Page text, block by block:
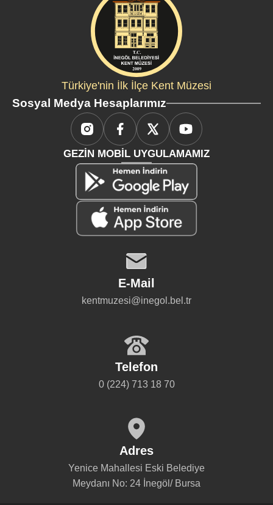
Türkiye'nin İlk İlçe Kent Müzesi
Sosyal Medya Hesaplarımız
GEZİN MOBİL UYGULAMAMIZ
E-Mail
kentmuzesi@inegol.bel.tr
Telefon
0 (224) 713 18 70
Adres
Yenice Mahallesi Eski Belediye
Meydanı No: 24 İnegöl/ Bursa